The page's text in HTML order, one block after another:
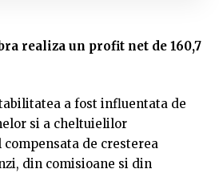
realiza un profit net de 160,7
a fost influentata de
si a cheltuielilor
de cresterea
din comisioane si din